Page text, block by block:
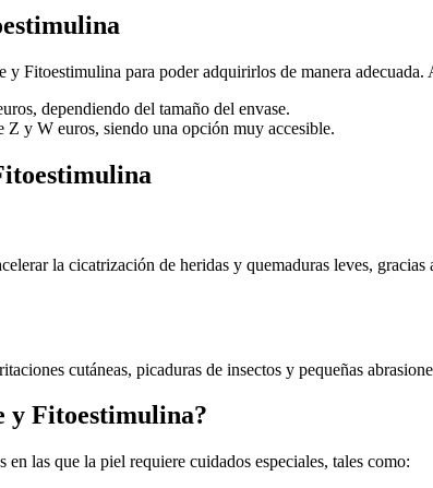
Fitoestimulina para poder adquirirlos de manera
dependiendo del tamaño del envase.
y W euros, siendo una opción muy accesible.
la cicatrización de heridas y quemaduras leves,
cutáneas, picaduras de insectos y pequeñas
y Fitoestimulina?
en las que la piel requiere cuidados especiales, tales como: